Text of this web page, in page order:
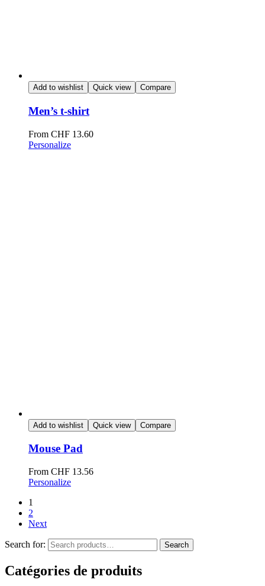
Add to wishlist Quick view Compare
Men’s t-shirt
From CHF 13.60
Personalize
Add to wishlist Quick view Compare
Mouse Pad
From CHF 13.56
Personalize
1
2
Next
Search for: Search
Catégories de produits